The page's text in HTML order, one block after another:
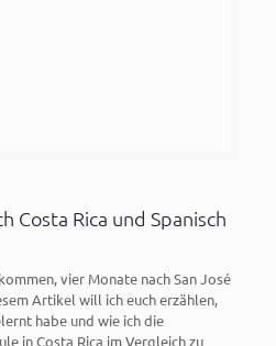
Costa Rica und Spanisch
vier Monate nach San José
Artikel will ich euch erzählen,
habe und wie ich die
in Costa Rica im Vergleich zu